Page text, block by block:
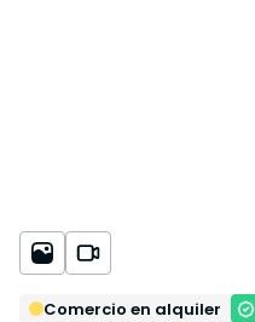
Comercio en alquiler